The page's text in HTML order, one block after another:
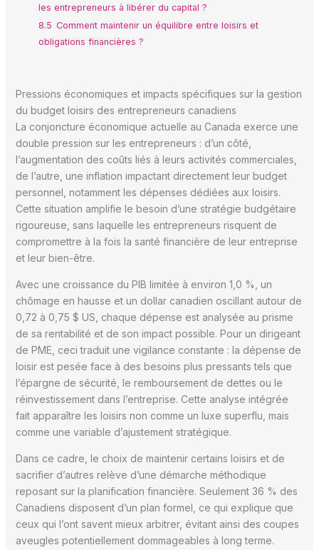
les entrepreneurs à libérer du capital ?
8.5 Comment maintenir un équilibre entre loisirs et
obligations financières ?
Pressions économiques et impacts spécifiques sur la gestion
du budget loisirs des entrepreneurs canadiens
La conjoncture économique actuelle au Canada exerce une
double pression sur les entrepreneurs : d’un côté,
l’augmentation des coûts liés à leurs activités commerciales,
de l’autre, une inflation impactant directement leur budget
personnel, notamment les dépenses dédiées aux loisirs.
Cette situation amplifie le besoin d’une stratégie budgétaire
rigoureuse, sans laquelle les entrepreneurs risquent de
compromettre à la fois la santé financière de leur entreprise
et leur bien-être.
Avec une croissance du PIB limitée à environ 1,0 %, un
chômage en hausse et un dollar canadien oscillant autour de
0,72 à 0,75 $ US, chaque dépense est analysée au prisme
de sa rentabilité et de son impact possible. Pour un dirigeant
de PME, ceci traduit une vigilance constante : la dépense de
loisir est pesée face à des besoins plus pressants tels que
l’épargne de sécurité, le remboursement de dettes ou le
réinvestissement dans l’entreprise. Cette analyse intégrée
fait apparaître les loisirs non comme un luxe superflu, mais
comme une variable d’ajustement stratégique.
Dans ce cadre, le choix de maintenir certains loisirs et de
sacrifier d’autres relève d’une démarche méthodique
reposant sur la planification financière. Seulement 36 % des
Canadiens disposent d’un plan formel, ce qui explique que
ceux qui l’ont savent mieux arbitrer, évitant ainsi des coupes
aveugles potentiellement dommageables à long terme.